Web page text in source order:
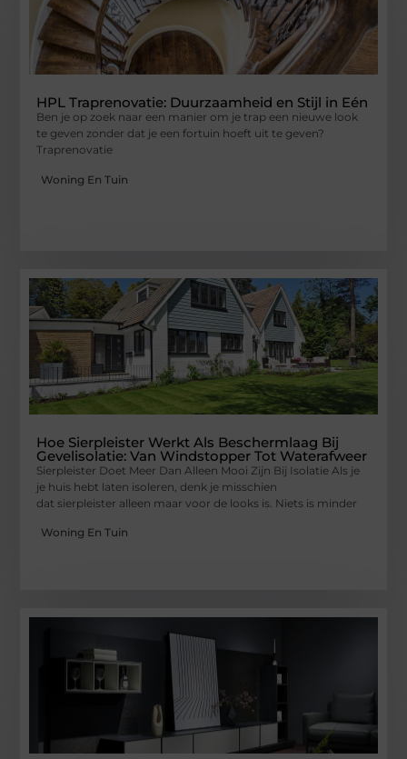
HPL Traprenovatie: Duurzaamheid en Stijl in Eén
Ben je op zoek naar een manier om je trap een nieuwe look
te geven zonder dat je een fortuin hoeft uit te geven?
Traprenovatie
Woning En Tuin
Hoe Sierpleister Werkt Als Beschermlaag Bij
Gevelisolatie: Van Windstopper Tot Waterafweer
Sierpleister Doet Meer Dan Alleen Mooi Zijn Bij Isolatie Als je
je huis hebt laten isoleren, denk je misschien
dat sierpleister alleen maar voor de looks is. Niets is minder
Woning En Tuin